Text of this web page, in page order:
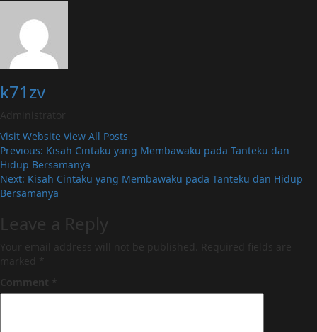
k71zv
Administrator
Visit Website View All Posts
Post
navigation
Previous: Kisah Cintaku yang Membawaku pada Tanteku dan
Hidup Bersamanya
Next: Kisah Cintaku yang Membawaku pada Tanteku dan Hidup
Bersamanya
Leave a Reply
Your email address will not be published.
Required fields are
marked
Comment *